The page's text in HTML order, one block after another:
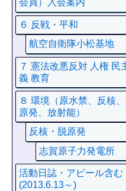
会員）入会案内
６ 反戦・平和
航空自衛隊小松基地
７ 憲法改悪反対 人権 民
義 教育
８ 環境（原水禁、反核
原発、放射能）
反核・脱原発
志賀原子力発電所
活動日誌・アピール含む
(2013.6.13～)